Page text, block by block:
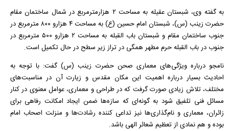
به گفته وی، شبستان عقیله به مساحت ۲ هزارمترمربع در شمال ساختمان مقام
حضرت زینب (س)، شبستان امام حسین (ع) به مساحت ۴ هزارو ۸۰۰ مترمربع در
جنوب ساختمان مقام و شبستان باب القبله به مساحت ۲ هزارو ۵۰۰ مترمربع در
جنوب در باب القبله حرم مطهر همگی در تراز زیر سطح در حال تکمیل است.
نامجو درباره ویژگی‌های معماری صحن حضرت زینب (س) گفت: با توجه به
احادیث بسیار درباره اهمیت این مکان مقدس و زیارت آن در مناسبت‌های
مختلف، تلاش زیادی صورت گرفت که در طراحی و معماری، عوامل معنوی در کنار
مسائل فنی تلفیق شود به گونه‌ای که سازه‌ها ضمن ایجاد امکانت رفاهی برای
زائران، معماری و نام‌گذاری‌ها نیز تداعی کننده رشادت‌ها و منزلت اصحاب امام
بوده و هم نمادی از تعظیم شعائر الهی باشد.